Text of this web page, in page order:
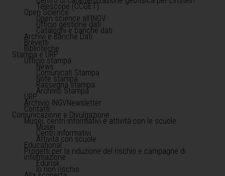
Telescope (CCGET)
Open Science
Open science all'INGV
Ufficio gestione dati
Cataloghi e banche dati
Archivi e Banche Dati
Brevetti
Biblioteche
Stampa e URP
Ufficio stampa
News
Comunicati Stampa
Note stampa
Rassegna stampa
Archivio Stampa
URP
Archivio INGVNewsletter
Contatti
Comunicazione e Divulgazione
Musei, centri informativi e attività con le scuole
Musei
Centri informativi
Attività con scuole
Educational
Progetti per la riduzione del rischio e campagne di
informazione
Edurisk
Io non rischio